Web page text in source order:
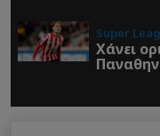
Super
Χάνει